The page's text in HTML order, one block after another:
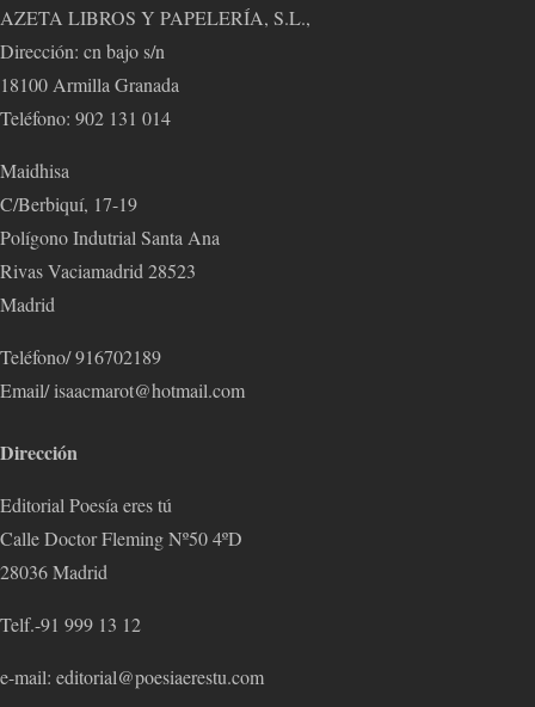
AZETA LIBROS Y PAPELERÍA, S.L.,
Dirección: cn bajo s/n
18100 Armilla Granada
Teléfono: 902 131 014
Maidhisa
C/Berbiquí, 17-19
Polígono Indutrial Santa Ana
Rivas Vaciamadrid 28523
Madrid
Teléfono/ 916702189
Email/ isaacmarot@hotmail.com
Dirección
Editorial Poesía eres tú
Calle Doctor Fleming Nº50 4ºD
28036 Madrid
Telf.-91 999 13 12
e-mail: editorial@poesiaerestu.com